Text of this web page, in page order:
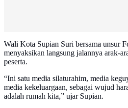
Wali Kota Supian Suri bersama unsur
menyaksikan langsung jalannya arak-
peserta.
“Ini satu media silaturahim, media
media kekeluargaan, sebagai wujud
adalah rumah kita,” ujar Supian.